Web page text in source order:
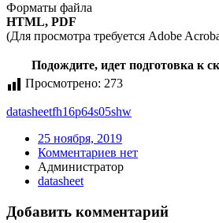
Форматы файла
HTML, PDF
(Для просмотра требуется Adobe
Подождите, идет подготовка к
Просмотрено: 273
datasheetfh16p64s05shw
25 ноября, 2019
Комментариев нет
Администратор
datasheet
Добавить комментарий